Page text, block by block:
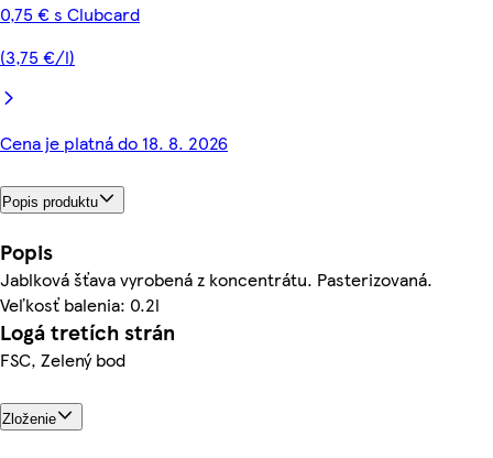
0,75 € s Clubcard
(3,75 €/l)
Cena je platná do 18. 8. 2026
Popis produktu
Popis
Jablková šťava vyrobená z koncentrátu. Pasterizovaná.
Veľkosť balenia: 0.2l
Logá tretích strán
FSC, Zelený bod
Zloženie